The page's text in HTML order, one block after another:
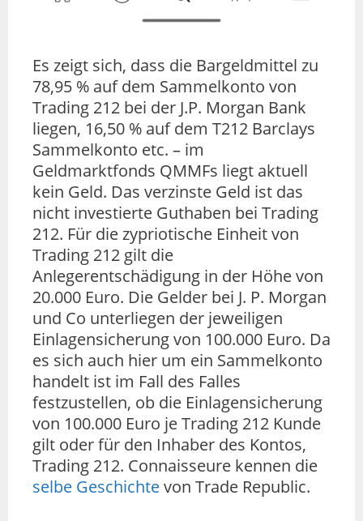
Es zeigt sich, dass die Bargeldmittel zu
78,95 % auf dem Sammelkonto von
Trading 212 bei der J.P. Morgan Bank
liegen, 16,50 % auf dem T212 Barclays
Sammelkonto etc. – im
Geldmarktfonds QMMFs liegt aktuell
kein Geld. Das verzinste Geld ist das
nicht investierte Guthaben bei Trading
212. Für die zypriotische Einheit von
Trading 212 gilt die
Anlegerentschädigung in der Höhe von
20.000 Euro. Die Gelder bei J. P. Morgan
und Co unterliegen der jeweiligen
Einlagensicherung von 100.000 Euro. Da
es sich auch hier um ein Sammelkonto
handelt ist im Fall des Falles
festzustellen, ob die Einlagensicherung
von 100.000 Euro je Trading 212 Kunde
gilt oder für den Inhaber des Kontos,
Trading 212. Connaisseure kennen die
selbe Geschichtevon Trade Republic.